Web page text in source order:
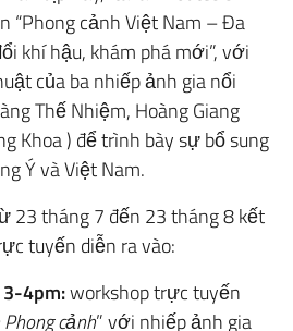
“Phong cảnh Việt Nam – Đa
khí hậu, khám phá mới”, với
của ba nhiếp ảnh gia nổi
Thế Nhiệm, Hoàng Giang
Khoa ) để trình bày sự bổ sung
Ý và Việt Nam.
23 tháng 7 đến 23 tháng 8 kết
tuyến diễn ra vào:
4pm:workshop trực tuyến
cảnh” với nhiếp ảnh gia